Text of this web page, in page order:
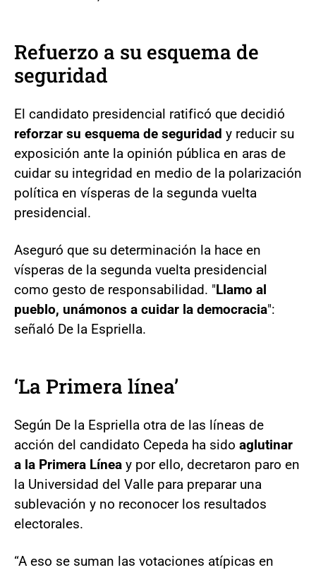
Refuerzo a su esquema de
seguridad
El candidato presidencial ratificó que decidió
reforzar su esquema de seguridad y reducir su
exposición ante la opinión pública en aras de
cuidar su integridad en medio de la polarización
política en vísperas de la segunda vuelta
presidencial.
Aseguró que su determinación la hace en
vísperas de la segunda vuelta presidencial
como gesto de responsabilidad. "Llamo al
pueblo, unámonos a cuidar la democracia":
señaló De la Espriella.
‘La Primera línea’
Según De la Espriella otra de las líneas de
acción del candidato Cepeda ha sido aglutinar
a la Primera Línea y por ello, decretaron paro en
la Universidad del Valle para preparar una
sublevación y no reconocer los resultados
electorales.
“A eso se suman las votaciones atípicas en